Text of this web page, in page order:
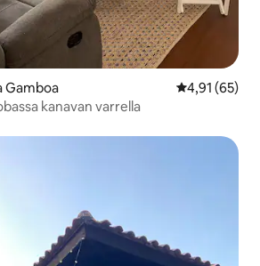
Gamboa
4,91 (65)
kanavan varrella